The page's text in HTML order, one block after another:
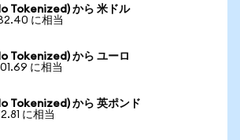
Tokenized) から 米ドル
に相当
Tokenized) から ユーロ
に相当
Tokenized) から 英ポンド
に相当